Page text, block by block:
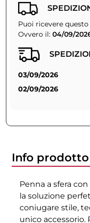
Puoi ricevere
Ovvero il: 04/09/
03/09/2026
02/09/2026
Info prodotto
Penna a sfera
la soluzione
coniugare stile,
unico accessorio.